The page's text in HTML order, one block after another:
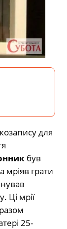
для
був
грати
Ці мрії
25-